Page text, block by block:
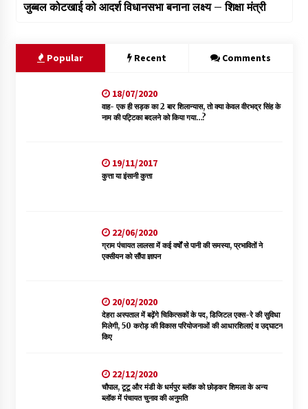
जुब्बल कोटखाई को आदर्श विधानसभा बनाना लक्ष्य – शिक्षा मंत्री
Popular Recent Comments
18/07/2020
वाह- एक ही सड़क का 2 बार शिलान्यास, तो क्या केवल वीरभद्र सिंह के
नाम की पट्टिका बदलने को किया गया…?
19/11/2017
कुत्ता या इंसानी कुत्ता
22/06/2020
ग्राम पंचायत लालसा में कई वर्षों से पानी की समस्या, प्रभावितों ने
एक्सीयन को सौंपा ज्ञापन
20/02/2020
देहरा अस्पताल में बढ़ेंगे चिकित्सकों के पद, डिजिटल एक्स-रे की सुविधा
मिलेगी, 50 करोड़ की विकास परियोजनाओं की आधारशिलाएं व उद्घाटन
किए
22/12/2020
चौपाल, टूटू और मंडी के धर्मपुर ब्लॉक को छोड़कर शिमला के अन्य
ब्लॉक में पंचायत चुनाव की अनुमति